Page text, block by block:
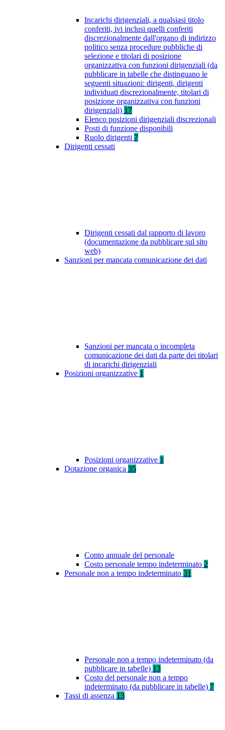
Incarichi dirigenziali, a qualsiasi titolo
conferiti, ivi inclusi quelli conferiti
discrezionalmente dall'organo di indirizzo
politico senza procedure pubbliche di
selezione e titolari di posizione
organizzativa con funzioni dirigenziali (da
pubblicare in tabelle che distinguano le
seguenti situazioni: dirigenti, dirigenti
individuati discrezionalmente, titolari di
posizione organizzativa con funzioni
dirigenziali) 17
Elenco posizioni dirigenziali discrezionali
Posti di funzione disponibili
Ruolo dirigenti 7
Dirigenti cessati
Dirigenti cessati dal rapporto di lavoro
(documentazione da pubblicare sul sito
web)
Sanzioni per mancata comunicazione dei dati
Sanzioni per mancata o incompleta
comunicazione dei dati da parte dei titolari
di incarichi dirigenziali
Posizioni organizzative 1
Posizioni organizzative 1
Dotazione organica 35
Conto annuale del personale
Costo personale tempo indeterminato 2
Personale non a tempo indeterminato 31
Personale non a tempo indeterminato (da
pubblicare in tabelle) 13
Costo del personale non a tempo
indeterminato (da pubblicare in tabelle) 7
Tassi di assenza 13